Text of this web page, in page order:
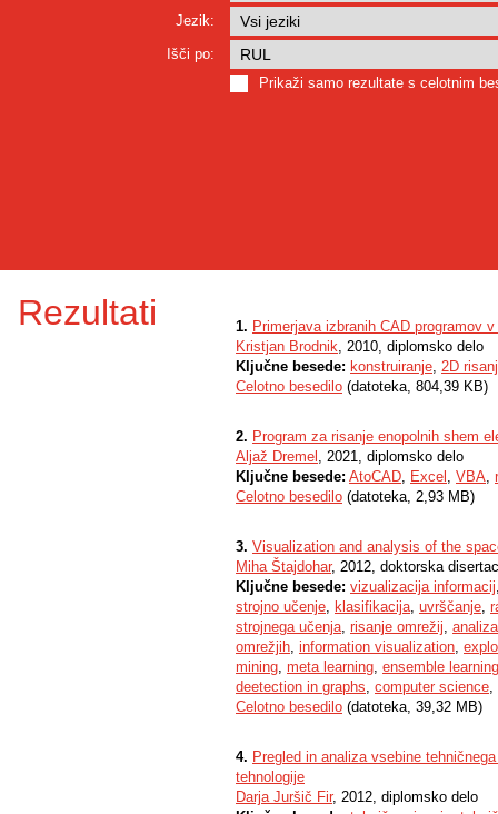
Jezik:
Išči po:
Prikaži samo rezultate s celotnim
Rezultati 1. Primerjava izbranih CAD programov
Kristjan Brodnik, 2010, diplomsko delo
Ključne besede: konstruiranje, 2D
Celotno besedilo (datoteka, 804,39 KB)
2. Program za risanje enopolnih shem
Aljaž Dremel , 2021, diplomsko delo
Ključne besede: AtoCAD, Excel , VBA,
Celotno besedilo (datoteka, 2,93 MB)
3. Visualization and analysis of the
Miha Štajdohar, 2012, doktorska
Ključne besede: vizualizacija informacij
strojno učenje, klasifikacija, uvrščanje,
strojnega učenja, risanje omrežij,
omrežjih, information visualization,
mining, meta learning, ensemble learning
deetection in graphs, computer science,
Celotno besedilo (datoteka, 39,32 MB)
4. Pregled in analiza vsebine
tehnologije
Darja Juršič Fir, 2012, diplomsko delo